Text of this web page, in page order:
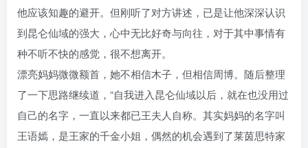
他应该知趣的避开。但刚听了对方讲述，已是让他深深认识
到昆仑仙域的强大，心中无比好奇与向往，对于其中事情有
种不听不快的感觉，很不想离开。
漂亮妈妈微微额首，她不相信木子，但相信周博。随后整理
了一下思路继续道，“自我进入昆仑仙域以后，就在也没用过
自己的名字，一直以来都已王夫人自称。其实妈妈的名字叫
王语嫣，是王家的千金小姐，偶然的机会遇到了莱茵思特家